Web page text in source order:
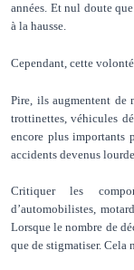
années. Et nul doute
à la hausse.
Cependant, cette
Pire, ils augmentent de
trottinettes, véhicules
encore plus importants
accidents devenus
Critiquer les
d’automobilistes,
Lorsque le nombre de
que de stigmatiser. Cela